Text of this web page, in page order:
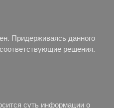
Придерживаясь данного
решения.
суть информации о